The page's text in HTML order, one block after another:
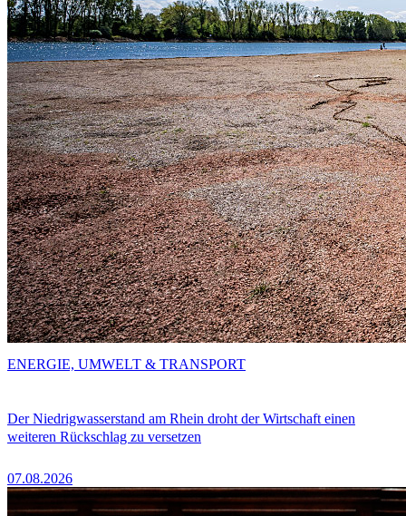
Der Niedrigwasserstand am Rhein droht der Wirtschaft einen
weiteren Rückschlag zu versetzen
07.08.2026
ENERGIE, UMWELT & TRANSPORT